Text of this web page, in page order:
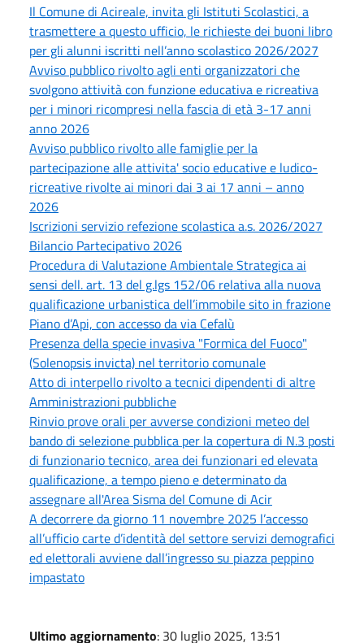
Il Comune di Acireale, invita gli Istituti Scolastici, a
trasmettere a questo ufficio, le richieste dei buoni libro
per gli alunni iscritti nell’anno scolastico 2026/2027
Avviso pubblico rivolto agli enti organizzatori che
svolgono attività con funzione educativa e ricreativa
per i minori ricompresi nella fascia di età 3-17 anni
anno 2026
Avviso pubblico rivolto alle famiglie per la
partecipazione alle attivita' socio educative e ludico-
ricreative rivolte ai minori dai 3 ai 17 anni – anno
2026
Iscrizioni servizio refezione scolastica a.s. 2026/2027
Bilancio Partecipativo 2026
Procedura di Valutazione Ambientale Strategica ai
sensi dell. art. 13 del g.lgs 152/06 relativa alla nuova
qualificazione urbanistica dell’immobile sito in frazione
Piano d’Api, con accesso da via Cefalù
Presenza della specie invasiva "Formica del Fuoco"
(Solenopsis invicta) nel territorio comunale
Atto di interpello rivolto a tecnici dipendenti di altre
Amministrazioni pubbliche
Rinvio prove orali per avverse condizioni meteo del
bando di selezione pubblica per la copertura di N.3 posti
di funzionario tecnico, area dei funzionari ed elevata
qualificazione, a tempo pieno e determinato da
assegnare all'Area Sisma del Comune di Acir
A decorrere da giorno 11 novembre 2025 l’accesso
all’ufficio carte d’identità del settore servizi demografici
ed elettorali avviene dall’ingresso su piazza peppino
impastato
Ultimo aggiornamento: 30 luglio 2025, 13:51